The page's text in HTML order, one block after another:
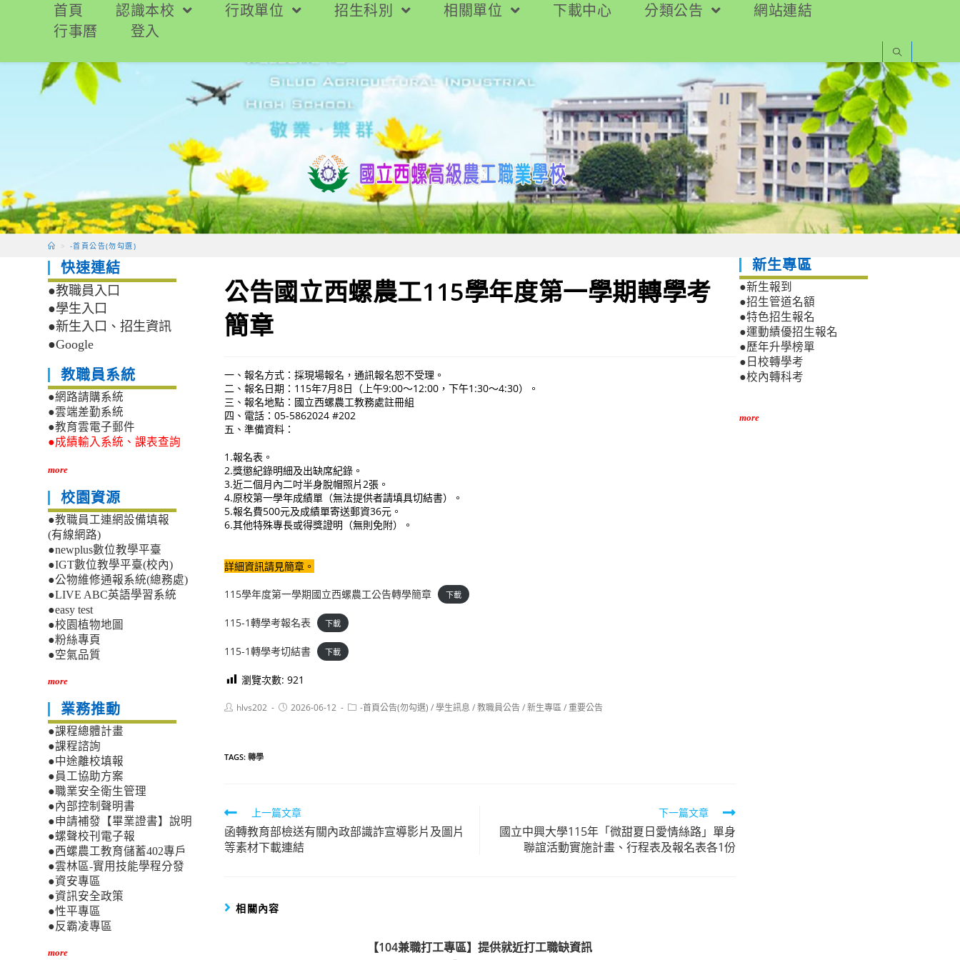
要
首頁 認識本校 行政單位 招生科別 相關單位 下載中心 分類公告
網站連結
行事曆
登入
> -首頁公告(勿勾選)
公告國立西螺農工115學年度第一學期轉學考
簡章
一、報名方式：採現場報名，通訊報名恕不受理。
二、報名日期：115年7月8日（上午9:00～12:00，下午1:30～4:30）。
三、報名地點：國立西螺農工教務處註冊組
四、電話：05-5862024 #202
五、準備資料：
1.報名表。
2.獎懲紀錄明細及出缺席紀錄。
3.近二個月內二吋半身脫帽照片2張。
4.原校第一學年成績單（無法提供者請填具切結書）。
5.報名費500元及成績單寄送郵資36元。
6.其他特殊專長或得獎證明（無則免附）。
詳細資訊請見簡章。
115學年度第一學期國立西螺農工公告轉學簡章 下載
115-1轉學考報名表 下載
115-1轉學考切結書 下載
瀏覽次數: 921
Posthlvs202
Post2026-06-12
Post-首頁公告(勿勾選) /學生訊息 /教職員公告/新生專區/重要公告
TAGS:轉學
Read
more
articles
上一篇文章
函轉教育部檢送有關內政部識詐宣導影片及圖片
等素材下載連結
下一篇文章
國立中興大學115年「微甜夏日愛情絲路」單身
聯誼活動實施計畫、行程表及報名表各1份
相關內容
【104兼職打工專區】提供就近打工職缺資訊
快速連結
●教職員入口
●學生入口
●新生入口、招生資訊
●Google
教職員系統
●網路請購系統
●雲端差勤系統
●教育雲電子郵件
●成績輸入系統、課表查詢
more
校園資源
●教職員工連網設備填報
(有線網路)
●newplus數位教學平臺
●IGT數位教學平臺(校內)
●公物維修通報系統(總務處)
●LIVE ABC英語學習系統
●easy test
●校園植物地圖
●粉絲專頁
●空氣品質
more
業務推動
●課程總體計畫
●課程諮詢
●中途離校填報
●員工協助方案
●職業安全衛生管理
●內部控制聲明書
●申請補發【畢業證書】說明
●螺聲校刊電子報
●西螺農工教育儲蓄402專戶
●雲林區-實用技能學程分發
●資安專區
●資訊安全政策
●性平專區
●反霸凌專區
more
新生專區
●新生報到
●招生管道名額
●特色招生報名
●運動績優招生報名
●歷年升學榜單
●日校轉學考
●校內轉科考
more